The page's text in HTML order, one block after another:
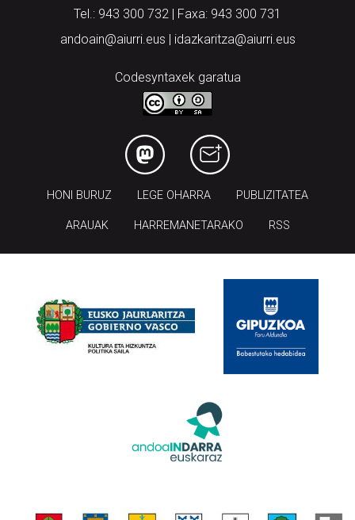
Tel.: 943 300 732 | Faxa: 943 300 731
andoain@aiurri.eus | idazkaritza@aiurri.eus
Codesyntaxek garatua
HONI BURUZ LEGE OHARRA PUBLIZITATEA
ARAUAK HARREMANETARAKO RSS